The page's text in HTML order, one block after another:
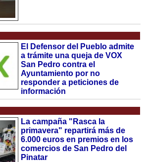
El Defensor del Pueblo admite
a trámite una queja de VOX
San Pedro contra el
Ayuntamiento por no
responder a peticiones de
información
La campaña "Rasca la
primavera" repartirá más de
6.000 euros en premios en los
comercios de San Pedro del
Pinatar